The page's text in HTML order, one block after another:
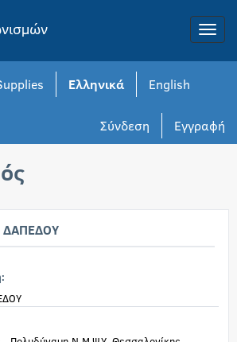
Toggle
Ελληνικά English
Εγγραφή
Σύνδεση
ΔΑΠΕΔΟΥ